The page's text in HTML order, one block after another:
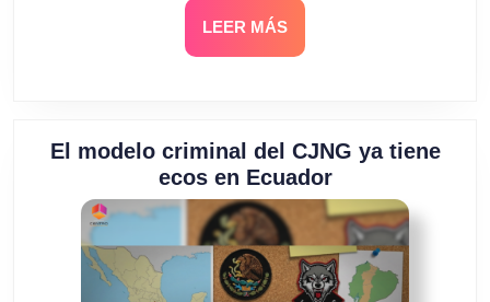
LEER MÁSLEER
MÁS
El modelo criminal del CJNG ya tiene
ecos en EcuadorEl
modelo
criminal
del
CJNG